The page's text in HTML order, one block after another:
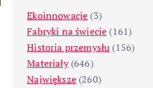
Ekoinnowacje (3)
Fabryki na świecie (161)
Historia przemysłu (156)
Materiały(646)
Największe(260)